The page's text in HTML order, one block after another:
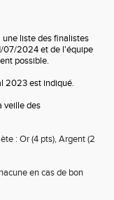
liste des finalistes
07/2024 et de l'équipe
possible.
2023 est indiqué.
veille des
: Or (4 pts), Argent (2
en cas de bon